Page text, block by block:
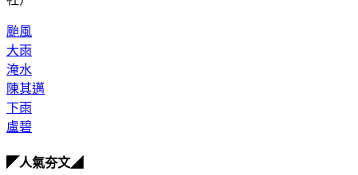
颱風
大雨
淹水
陳其邁
下雨
盧碧
◤人氣夯文◢